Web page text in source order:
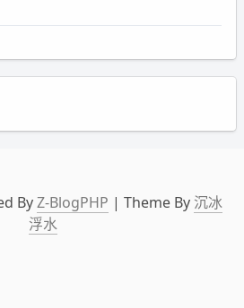
ByZ-BlogPHP | Theme By 沉冰
浮水